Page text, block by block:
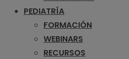
PEDIATRÍA
FORMACIÓN
WEBINARS
RECURSOS